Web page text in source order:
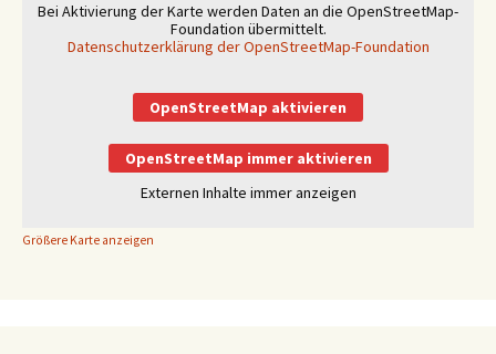
Bei Aktivierung der Karte werden Daten an die OpenStreetMap-
Foundation übermittelt.
Datenschutzerklärung der OpenStreetMap-Foundation
OpenStreetMap aktivieren
OpenStreetMap immer aktivieren
Externen Inhalte immer anzeigen
Größere Karte anzeigen